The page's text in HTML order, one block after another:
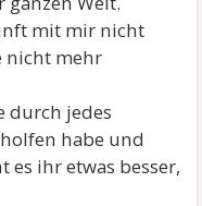
mit mir nicht
nicht mehr
durch jedes
habe und
es ihr etwas besser,